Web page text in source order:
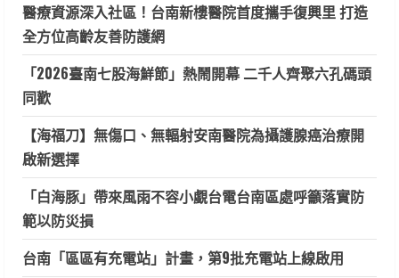
醫療資源深入社區！台南新樓醫院首度攜手復興里 打造
全方位高齡友善防護網
「2026臺南七股海鮮節」熱鬧開幕 二千人齊聚六孔碼頭
同歡
【海福刀】無傷口、無輻射安南醫院為攝護腺癌治療開
啟新選擇
「白海豚」帶來風雨不容小覷台電台南區處呼籲落實防
範以防災損
台南「區區有充電站」計畫，第9批充電站上線啟用